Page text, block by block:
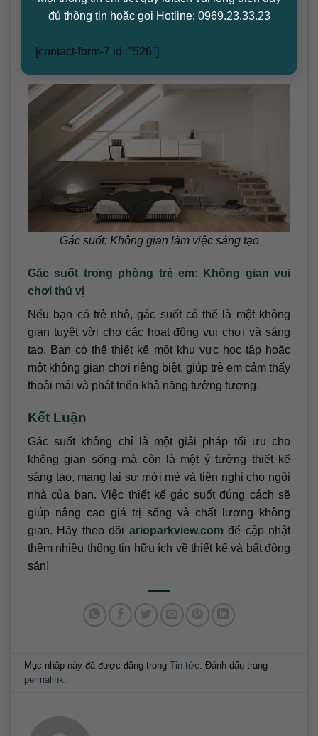
đủ thông tin hoặc gọi Hotline: 0969.23.33.23
[contact-form-7 id="526"]
gác suốt không chỉ giúp mở rộng không gian mà
còn tạo cảm giác mới lạ. Bạn có thể sử dụng gác để
vực làm việc riêng tư.
Gác suốt: Không gian làm việc sáng tạo
Gác suốt trong phòng trẻ em: Không gian vui
chơi thú vị
Nếu bạn có trẻ nhỏ, gác suốt có thể là một không
gian tuyệt vời cho các hoạt động vui chơi và sáng
tạo. Bạn có thể thiết kế một khu vực học tập hoặc
một không gian chơi riêng biệt, giúp trẻ em cảm thấy
thoải mái và phát triển khả năng tưởng tượng.
Kết Luận
Gác suốt không chỉ là một giải pháp tối ưu cho
không gian sống mà còn là một ý tưởng thiết kế
sáng tạo, mang lại sự mới mẻ và tiện nghi cho ngôi
nhà của bạn. Việc thiết kế gác suốt đúng cách sẽ
giúp nâng cao giá trị sống và chất lượng không
gian. Hãy theo dõi arioparkview.com để cập nhật
thêm nhiều thông tin hữu ích về thiết kế và bất động
sản!
Mục nhập này đã được đăng trongTin tức . Đánh dấu trang
permalink